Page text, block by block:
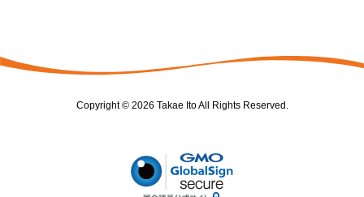
Copyright © 2026 Takae Ito All Rights Reserved.